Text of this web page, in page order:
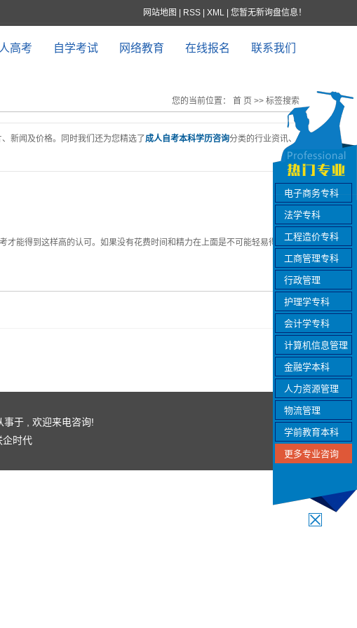
网站地图 RSS XML 您暂无新询盘信息！
高考 自学考试 网络教育 在线报名 联系我们
您的当前位置： 首 页 >> 标签搜索
新闻及价格。同时我们还为您精选了成人自考本科学历咨询分类的行业资讯、
才能得到这样高的认可。如果没有花费时间和精力在上面是不可能轻易得到它
于 , 欢迎来电咨询!
企时代
电子商务专科
法学专科
工程造价专科
工商管理专科
行政管理
护理学专科
会计学专科
计算机信息管理
金融学本科
人力资源管理
物流管理
学前教育本科
更多专业咨询